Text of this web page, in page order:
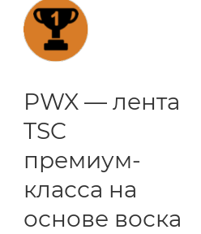
PWX — лента
TSC
премиум-
класса на
основе воска